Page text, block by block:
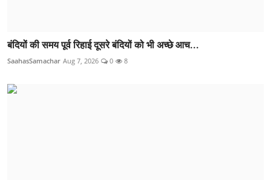
बंदियों की समय पूर्व रिहाई दूसरे बंदियों को भी अच्छे आच...
SaahasSamachar Aug 7, 2026 0 8